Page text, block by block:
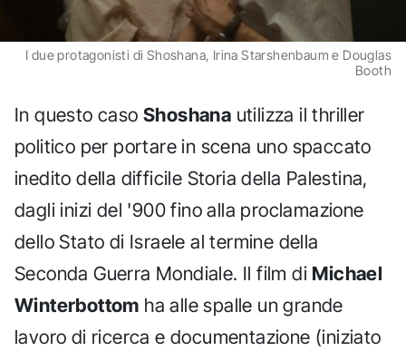
I due protagonisti di Shoshana, Irina Starshenbaum e Douglas
Booth
In questo caso Shoshana utilizza il thriller
politico per portare in scena uno spaccato
inedito della difficile Storia della Palestina,
dagli inizi del '900 fino alla proclamazione
dello Stato di Israele al termine della
Seconda Guerra Mondiale. Il film di Michael
Winterbottom ha alle spalle un grande
lavoro di ricerca e documentazione (iniziato